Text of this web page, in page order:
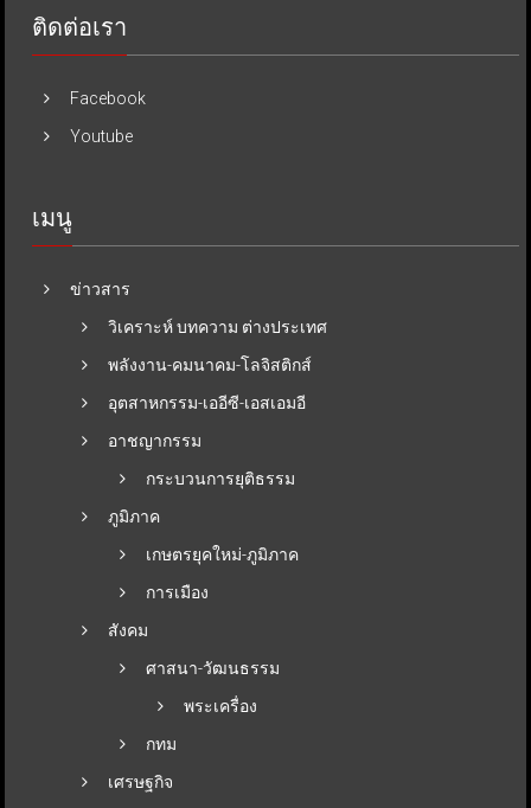
ติดต่อเรา
Facebook
Youtube
เมนู
ข่าวสาร
วิเคราะห์ บทความ ต่างประเทศ
พลังงาน-คมนาคม-โลจิสติกส์
อุตสาหกรรม-เออีซี-เอสเอมอี
อาชญากรรม
กระบวนการยุติธรรม
ภูมิภาค
เกษตรยุคใหม่-ภูมิภาค
การเมือง
สังคม
ศาสนา-วัฒนธรรม
พระเครื่อง
กทม
เศรษฐกิจ